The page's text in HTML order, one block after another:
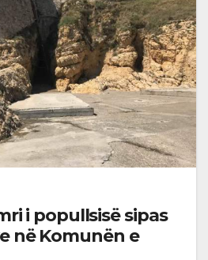
i popullsisë sipas
në Komunën e